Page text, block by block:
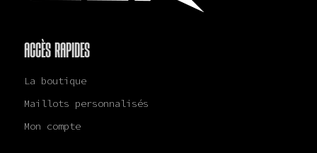
ACCÈS RAPIDES
La boutique
Maillots personnalisés
Mon compte